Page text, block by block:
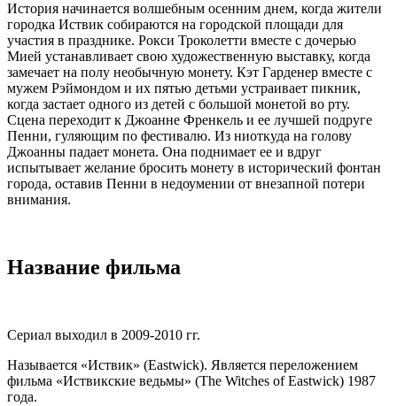
История начинается волшебным осенним днем, когда жители
городка Иствик собираются на городской площади для
участия в празднике. Рокси Троколетти вместе с дочерью
Мией устанавливает свою художественную выставку, когда
замечает на полу необычную монету. Кэт Гарденер вместе с
мужем Рэймондом и их пятью детьми устраивает пикник,
когда застает одного из детей с большой монетой во рту.
Сцена переходит к Джоанне Френкель и ее лучшей подруге
Пенни, гуляющим по фестивалю. Из ниоткуда на голову
Джоанны падает монета. Она поднимает ее и вдруг
испытывает желание бросить монету в исторический фонтан
города, оставив Пенни в недоумении от внезапной потери
внимания.
Название фильма
Сериал выходил в 2009-2010 гг.
Называется «Иствик» (Eastwick). Является переложением
фильма «Иствикские ведьмы» (The Witches of Eastwick) 1987
года.